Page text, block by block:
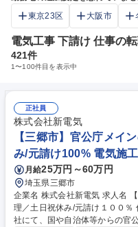
東京23区
大阪市
電気工事 下請け 仕事の
421件
1〜100件目を表示中
正社員
株式会社新電気
【三郷市】官公庁メイ
み/元請け100% 電気施
月給25万円～60万円
埼玉県三郷市
企業名 株式会社新電気 求人名 【三郷市】官公庁メインの電気工事施工管
理／土日祝休み/元請け１００％ 仕事の内容 電気通信設備工事業を行う当
社にて、国や自治体等からの官